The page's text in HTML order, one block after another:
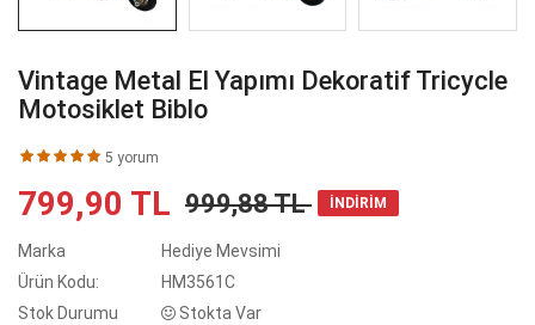
Vintage Metal El Yapımı Dekoratif Tricycle
Motosiklet Biblo
5 yorum
799,90 TL 999,88 TL İNDİRİM
Marka
Hediye Mevsimi
Ürün Kodu:
HM3561C
Stok Durumu
Stokta Var